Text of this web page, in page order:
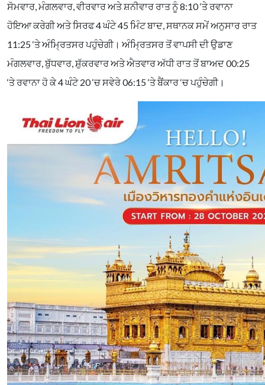
ਸੋਮਵਾਰ, ਮੰਗਲਵਾਰ, ਵੀਰਵਾਰ ਅਤੇ ਸ਼ਨੀਵਾਰ ਰਾਤ ਨੂੰ 8:10 ‘ਤੇ ਰਵਾਨਾ
ਹੋਇਆ ਕਰੇਗੀ ਅਤੇ ਸਿਰਫ 4 ਘੰਟੇ 45 ਮਿੰਟ ਬਾਦ, ਸਥਾਨਕ ਸਮੇਂ ਅਨੁਸਾਰ ਰਾਤ
11:25 ‘ਤੇ ਅੰਮ੍ਰਿਤਸਰ ਪਹੁੰਚੇਗੀ। ਅੰਮ੍ਰਿਤਸਰ ਤੋਂ ਵਾਪਸੀ ਦੀ ਉਡਾਣ
ਮੰਗਲਵਾਰ, ਬੁੱਧਵਾਰ, ਸ਼ੁੱਕਰਵਾਰ ਅਤੇ ਐਤਵਾਰ ਅੱਧੀ ਰਾਤ ਤੋਂ ਬਾਅਦ 00:25
‘ਤੇ ਰਵਾਨਾ ਹੋ ਕੇ 4 ਘੰਟੇ 20 ‘ਚ ਸਵੇਰੇ 06:15 ‘ਤੇ ਬੈਂਕਾਰ ‘ਚ ਪਹੁੰਚੇਗੀ।